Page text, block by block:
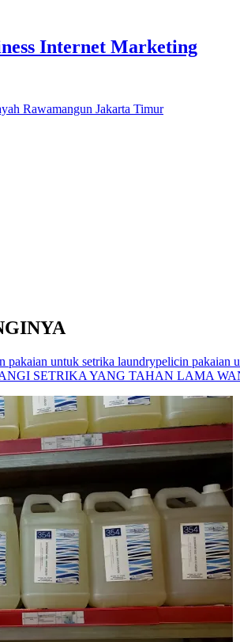
Internet Marketing
Rawamangun Jakarta Timur
pakaian untuk setrika laundrypelicin pakaian
SETRIKA YANG TAHAN LAMA